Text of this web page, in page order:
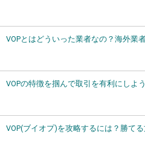
VOPとはどういった業者なの？海外業
VOPの特徴を掴んで取引を有利にしよう
VOP(ブイオプ)を攻略するには？勝て